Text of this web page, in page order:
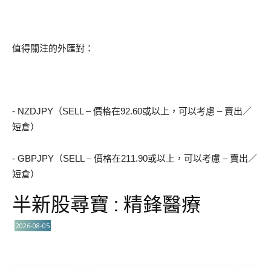
值得關注的外匯對：
- NZDJPY（SELL – 價格在92.60或以上，可以考慮 – 賣出／
短倉）
- GBPJPY（SELL – 價格在211.90或以上，可以考慮 – 賣出／
短倉）
半新股尋寶 : 精鋒醫療
2026-08-05